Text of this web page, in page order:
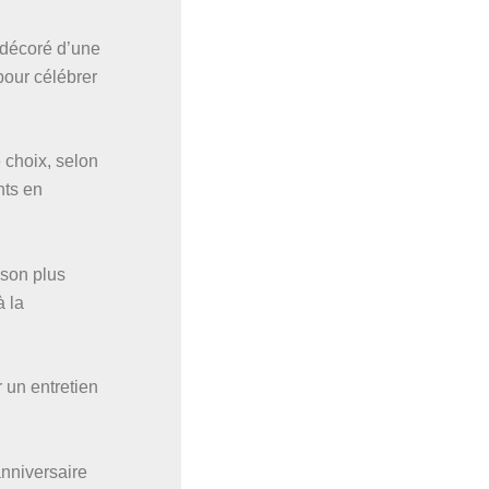
d’une
célébrer
choix, selon
en
plus
la
un entretien